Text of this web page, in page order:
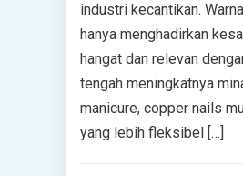
industri kecantikan.
hanya menghadirkan
hangat dan relevan
tengah meningkatnya
manicure, copper nails
yang lebih fleksibel […]